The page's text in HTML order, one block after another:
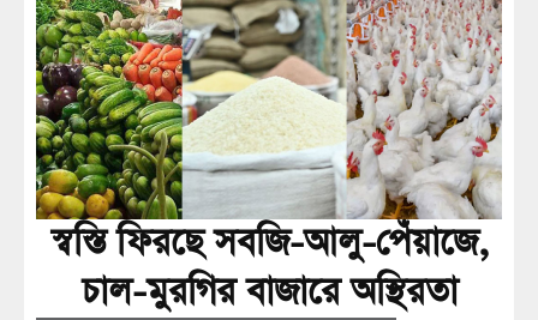
স্বস্তি ফিরছে সবজি-আলু-পেঁয়াজে,
চাল-মুরগির বাজারে অস্থিরতা